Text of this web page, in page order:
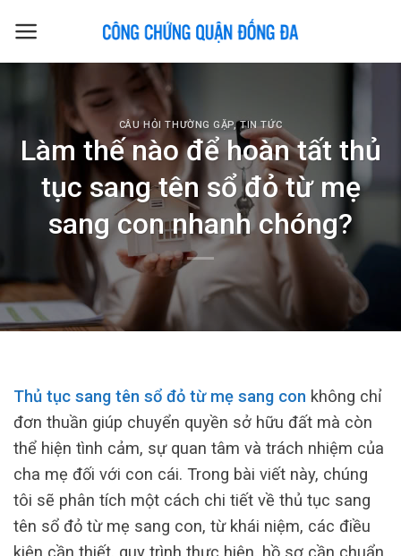
CÂU HỎI THƯỜNG GẶP,TIN TỨC
Làm thế nào để hoàn tất thủ
tục sang tên sổ đỏ từ mẹ
sang con nhanh chóng?
Thủ tục sang tên sổ đỏ từ mẹ sang con không chỉ
đơn thuần giúp chuyển quyền sở hữu đất mà còn
thể hiện tình cảm, sự quan tâm và trách nhiệm của
cha mẹ đối với con cái. Trong bài viết này, chúng
tôi sẽ phân tích một cách chi tiết về thủ tục sang
tên sổ đỏ từ mẹ sang con, từ khái niệm, các điều
kiện cần thiết, quy trình thực hiện, hồ sơ cần chuẩn